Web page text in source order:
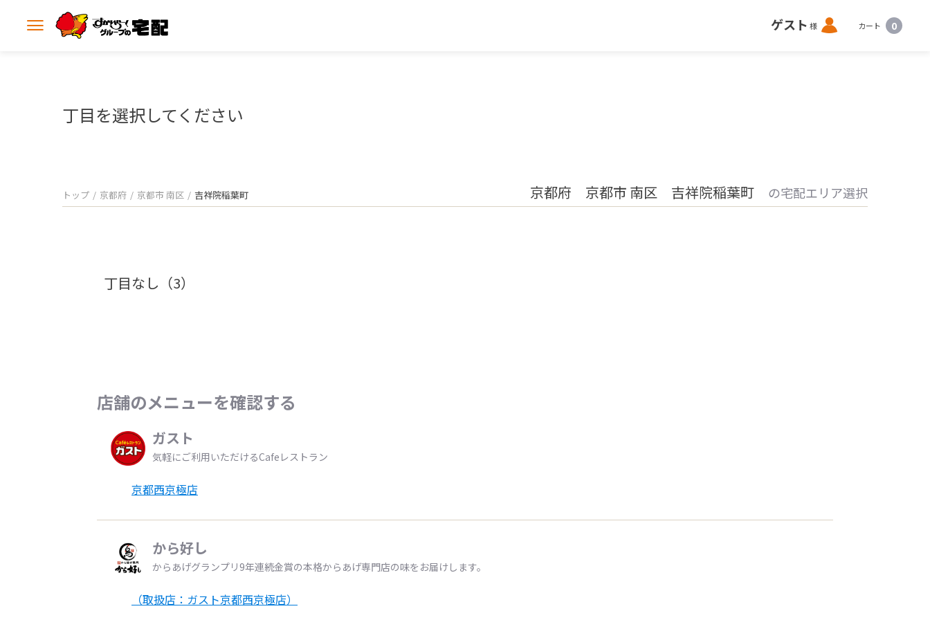
メ
ゲスト 様 ロ
グ
カート 0
丁目を選択してください
トップ 京都府 京都市 南区 吉祥院稲葉町 京都府 京都市 南区 吉祥院稲葉町 の宅配エリア選択
丁目なし（3）
店舗のメニューを確認する
ガスト
気軽にご利用いただけるCafeレストラン
京都西京極店
から好し
からあげグランプリ9年連続金賞の本格からあげ専門店の味をお届けします。
（取扱店：ガスト京都西京極店）